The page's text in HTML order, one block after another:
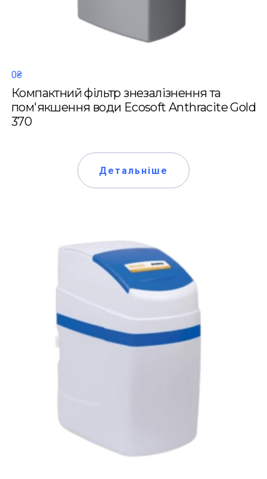
0₴
Компактний фільтр знезалізнення та
пом'якшення води Ecosoft Anthracite Gold
370
Детальніше